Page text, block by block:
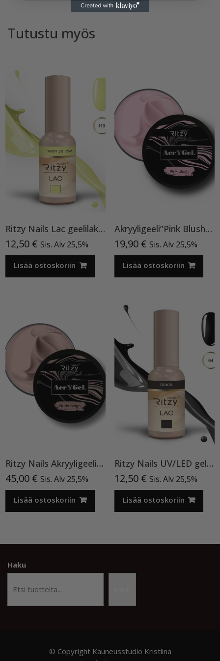
Tutustu myös
Ritzy Nails Lac geelilakka ”Neon Yellow”119 , 9ml TPO vapaa
12,50 € Sis. Alv 25,5%
Lisää ostoskoriin
Akryyligeeli”Pink Blush”15ml
19,90 € Sis. Alv 25,5%
Lisää ostoskoriin
Ritzy Nails Akryyligeeli “Nude Beige”,56ml TPO vapaa
45,00 € Sis. Alv 25,5%
Lisää ostoskoriin
Ritzy Nails UV/LED gel polish ”Black” 64, 9ml, geelilakka TPO vapaa
12,50 € Sis. Alv 25,5%
Lisää ostoskoriin
Haku
© Copyright Kauneusstudio Kristiina